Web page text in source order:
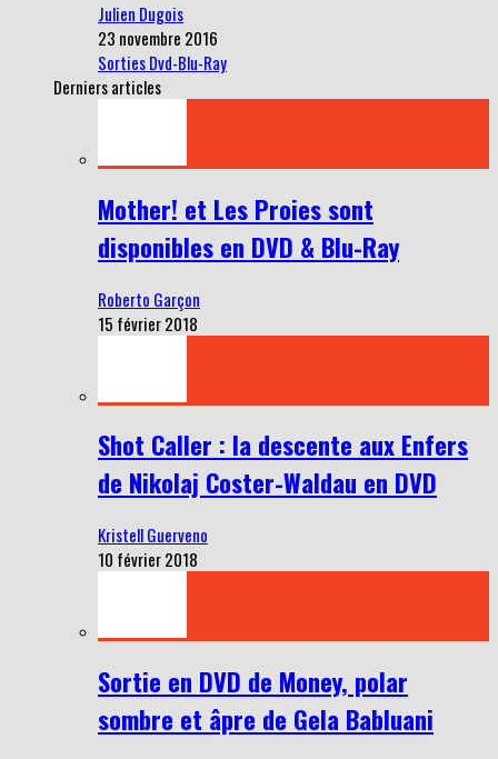
Julien Dugois
23 novembre 2016
Sorties Dvd-Blu-Ray
Derniers articles
Mother! et Les Proies sont
disponibles en DVD & Blu-Ray
Roberto Garçon
15 février 2018
Shot Caller : la descente aux Enfers
de Nikolaj Coster-Waldau en DVD
Kristell Guerveno
10 février 2018
Sortie en DVD de Money, polar
sombre et âpre de Gela Babluani